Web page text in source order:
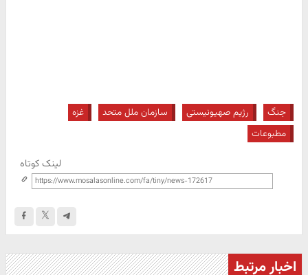
جنگ رژیم صهیونیستی سازمان ملل متحد
غزه
مطبوعات
لینک کوتاه
اخبار مرتبط